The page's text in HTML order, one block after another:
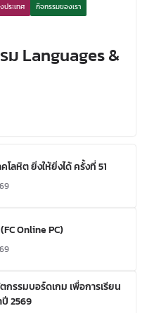
ประเทศ
กิจกรรมของเรา
Languages &
ลหิต ยิ่งให้ยิ่งได้ ครั้งที่ 51
Online PC)
รรมบอร์ดเกม เพื่อการเรียน
ปี 2569